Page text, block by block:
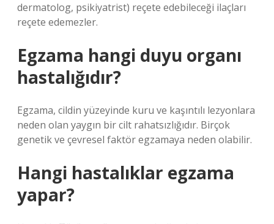
dermatolog, psikiyatrist) reçete edebileceği ilaçları
reçete edemezler.
Egzama hangi duyu organı
hastalığıdır?
Egzama, cildin yüzeyinde kuru ve kaşıntılı lezyonlara
neden olan yaygın bir cilt rahatsızlığıdır. Birçok
genetik ve çevresel faktör egzamaya neden olabilir.
Hangi hastalıklar egzama
yapar?